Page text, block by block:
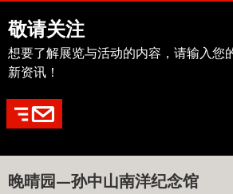
敬请关注
想要了解展览与活动的内容，请输入您
新资讯！
晚晴园—孙中山南洋纪念馆